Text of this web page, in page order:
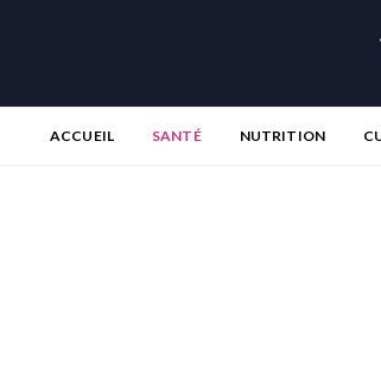
ACCUEIL SANTÉ NUTRITION